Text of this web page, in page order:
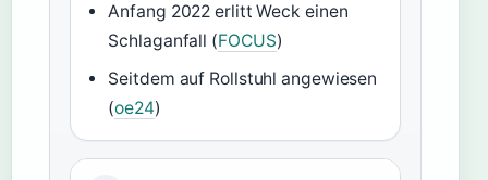
Anfang 2022 erlitt Weck einen
Schlaganfall (FOCUS)
Seitdem auf Rollstuhl angewiesen
(oe24)